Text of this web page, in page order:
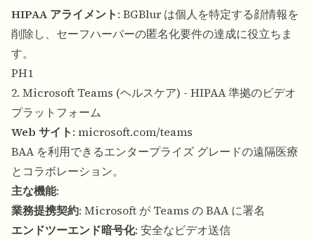
HIPAA アライメント: BGBlur は個人を特定する顔情報を
削除し、セーフハーバーの匿名化要件の達成に役立ちま
す。
PH1
2. Microsoft Teams (ヘルスケア) - HIPAA 準拠のビデオ
プラットフォーム
Web サイト: microsoft.com/teams
BAA を利用できるエンタープライズ グレードの遠隔医療
とコラボレーション。
主な機能:
業務提携契約: Microsoft が Teams の BAA に署名
エンドツーエンド暗号化: 安全なビデオ送信